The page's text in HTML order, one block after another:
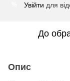
Увійти для
До
Опис